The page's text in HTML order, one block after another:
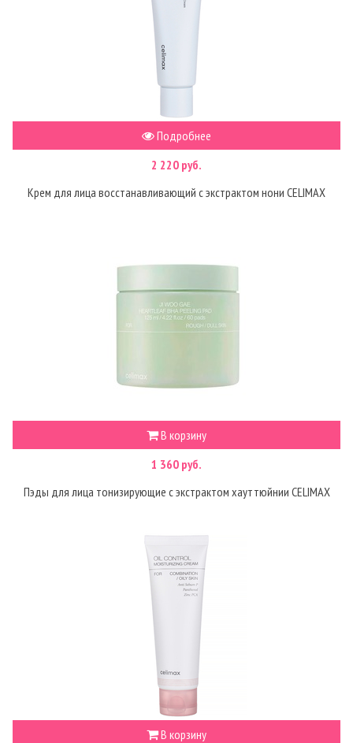
Подробнее
2 220 руб.
Крем для лица восстанавливающий с экстрактом нони CELIMAX
В корзину
1 360 руб.
Пэды для лица тонизирующие с экстрактом хауттюйнии CELIMAX
В корзину